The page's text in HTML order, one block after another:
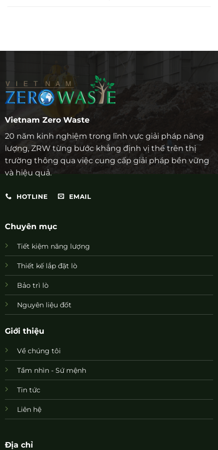
Vietnam Zero Waste
20 năm kinh nghiệm trong lĩnh vực giải pháp năng
lượng, ZRW từng bước khẳng định vị thế trên thị
trường thông qua việc cung cấp giải pháp bền vững
và hiệu quả.
HOTLINE EMAIL
Chuyên mục
Tiết kiệm năng lượng
Thiết kế lắp đặt lò
Bảo trì lò
Nguyên liệu đốt
Giới thiệu
Về chúng tôi
Tầm nhìn - Sứ mệnh
Tin tức
Liên hệ
Địa chỉ